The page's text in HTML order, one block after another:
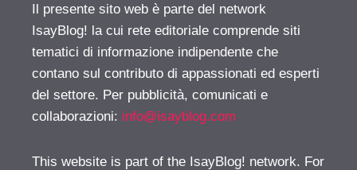
Il presente sito web è parte del network
IsayBlog! la cui rete editoriale comprende siti
tematici di informazione indipendente che
contano sul contributo di appassionati ed esperti
del settore. Per pubblicità, comunicati e
collaborazioni: info@isayblog.com
This website is part of the IsayBlog! network. For